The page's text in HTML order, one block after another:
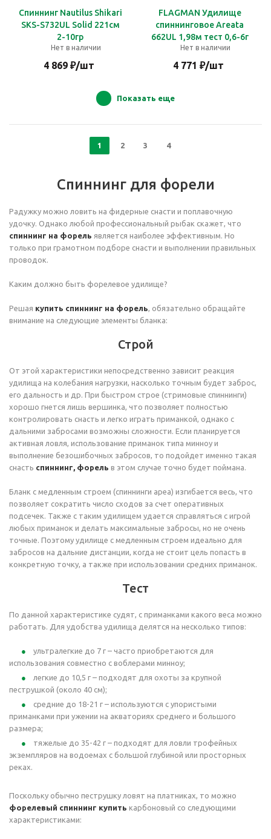
Спиннинг Nautilus Shikari
SKS-S732UL Solid 221см
2-10гр
Нет в наличии
4 869 ₽/шт
FLAGMAN Удилище
спиннинговое Areata
662UL 1,98м тест 0,6-6г
Нет в наличии
4 771 ₽/шт
Показать еще
1 2 3 4
Спиннинг для форели
Радужку можно ловить на фидерные снасти и поплавочную
удочку. Однако любой профессиональный рыбак скажет, что
спиннинг на форель является наиболее эффективным. Но
только при грамотном подборе снасти и выполнении правильных
проводок.
Каким должно быть форелевое удилище?
Решая купить спиннинг на форель, обязательно обращайте
внимание на следующие элементы бланка:
Строй
От этой характеристики непосредственно зависит реакция
удилища на колебания нагрузки, насколько точным будет заброс,
его дальность и др. При быстром строе (стримовые спиннинги)
хорошо гнется лишь вершинка, что позволяет полностью
контролировать снасть и легко играть приманкой, однако с
дальними забросами возможны сложности. Если планируется
активная ловля, использование приманок типа минноу и
выполнение безошибочных забросов, то подойдет именно такая
снасть спиннинг, форель в этом случае точно будет поймана.
Бланк с медленным строем (спиннинги ареа) изгибается весь, что
позволяет сократить число сходов за счет оперативных
подсечек. Также с таким удилищем удается справляться с игрой
любых приманок и делать максимальные забросы, но не очень
точные. Поэтому удилище с медленным строем идеально для
забросов на дальние дистанции, когда не стоит цель попасть в
конкретную точку, а также при использовании средних приманок.
Тест
По данной характеристике судят, с приманками какого веса можно
работать. Для удобства удилища делятся на несколько типов:
ультралегкие до 7 г – часто приобретаются для
использования совместно с воблерами минноу;
легкие до 10,5 г – подходят для охоты за крупной
пеструшкой (около 40 см);
средние до 18-21 г – используются с упористыми
приманками при ужении на акваториях среднего и большого
размера;
тяжелые до 35-42 г – подходят для ловли трофейных
экземпляров на водоемах с большой глубиной или просторных
реках.
Поскольку обычно пеструшку ловят на платниках, то можно
форелевый спиннинг купить карбоновый со следующими
характеристиками: